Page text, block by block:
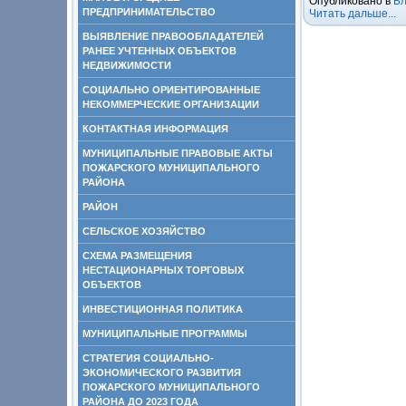
ПРЕДПРИНИМАТЕЛЬСТВО
ВЫЯВЛЕНИЕ ПРАВООБЛАДАТЕЛЕЙ
РАНЕЕ УЧТЕННЫХ ОБЪЕКТОВ
НЕДВИЖИМОСТИ
СОЦИАЛЬНО ОРИЕНТИРОВАННЫЕ
НЕКОММЕРЧЕСКИЕ ОРГАНИЗАЦИИ
КОНТАКТНАЯ ИНФОРМАЦИЯ
МУНИЦИПАЛЬНЫЕ ПРАВОВЫЕ АКТЫ
ПОЖАРСКОГО МУНИЦИПАЛЬНОГО
РАЙОНА
РАЙОН
СЕЛЬСКОЕ ХОЗЯЙСТВО
СХЕМА РАЗМЕЩЕНИЯ
НЕСТАЦИОНАРНЫХ ТОРГОВЫХ
ОБЪЕКТОВ
ИНВЕСТИЦИОННАЯ ПОЛИТИКА
МУНИЦИПАЛЬНЫЕ ПРОГРАММЫ
СТРАТЕГИЯ СОЦИАЛЬНО-
ЭКОНОМИЧЕСКОГО РАЗВИТИЯ
ПОЖАРСКОГО МУНИЦИПАЛЬНОГО
РАЙОНА ДО 2023 ГОДА
Читать дальше...